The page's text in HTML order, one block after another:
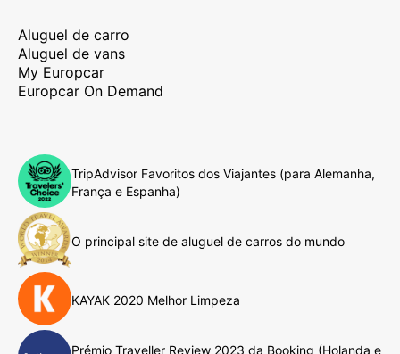
Aluguel de carro
Aluguel de vans
My Europcar
Europcar On Demand
TripAdvisor Favoritos dos Viajantes (para Alemanha,
França e Espanha)
O principal site de aluguel de carros do mundo
KAYAK 2020 Melhor Limpeza
Prémio Traveller Review 2023 da Booking (Holanda e